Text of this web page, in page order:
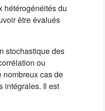
hétérogénéités du
être évalués
stochastique des
ou
cas de
intégrales. Il est